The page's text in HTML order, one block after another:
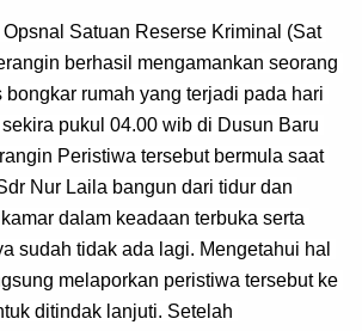
Opsnal Satuan Reserse Kriminal (Sat
berhasil mengamankan seorang
rumah yang terjadi pada hari
pukul 04.00 wib di Dusun Baru
Peristiwa tersebut bermula saat
Nur Laila bangun dari tidur dan
dalam keadaan terbuka serta
sudah tidak ada lagi. Mengetahui hal
melaporkan peristiwa tersebut ke
ditindak lanjuti. Setelah